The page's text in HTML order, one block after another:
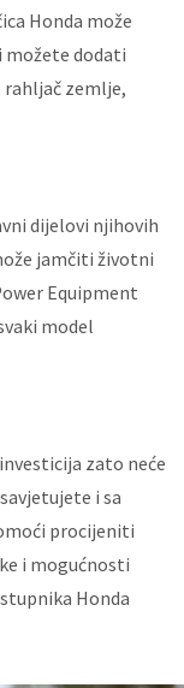
Honda može
možete dodati
zemlje,
dijelovi njihovih
jamčiti životni
Equipment
model
zato neće
i sa
procijeniti
i mogućnosti
Honda